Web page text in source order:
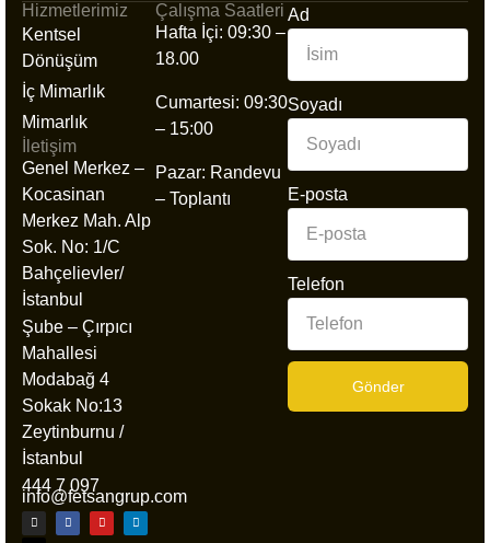
Hizmetlerimiz
Kentsel
Dönüşüm
İç Mimarlık
Mimarlık
İletişim
Genel Merkez –
Kocasinan
Merkez Mah. Alp
Sok. No: 1/C
Bahçelievler/
İstanbul
Şube – Çırpıcı
Mahallesi
Modabağ 4
Sokak No:13
Zeytinburnu /
İstanbul
444 7 097
info@fetsangrup.com
Çalışma Saatleri
Hafta İçi: 09:30 –
18.00
Cumartesi: 09:30
– 15:00
Pazar: Randevu
– Toplantı
Ad
Soyadı
E-posta
Telefon
Gönder